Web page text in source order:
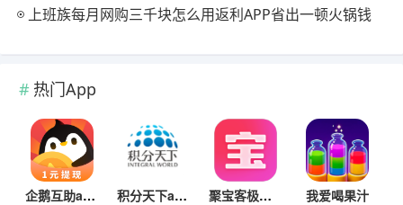
上班族每月网购三千块怎么用返利APP省出一顿火锅钱
热门App
企鹅互助app 积分天下app 聚宝客极速版 我爱喝果汁